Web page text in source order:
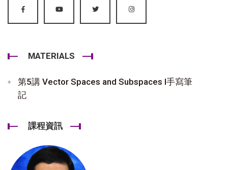
MATERIALS
第5講 Vector Spaces and Subspaces I手寫筆
記
課程資訊